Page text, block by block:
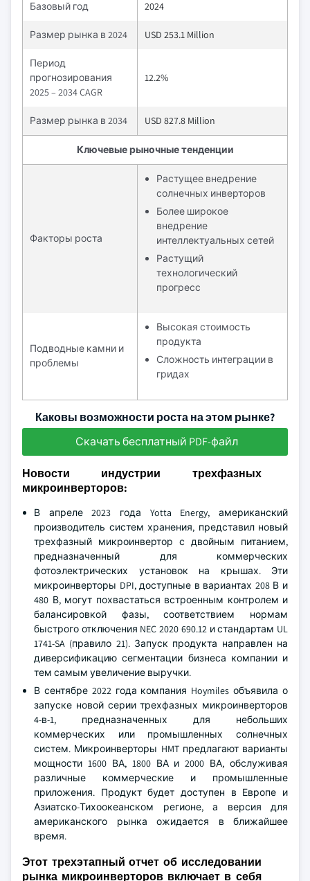
Базовый год 2024
Размер рынка в 2024 USD 253.1 Million
Период
прогнозирования
2025 – 2034 CAGR
12.2%
Размер рынка в 2034 USD 827.8 Million
Ключевые рыночные тенденции
Факторы роста
Растущее внедрение
солнечных инверторов
Более широкое
внедрение
интеллектуальных сетей
Растущий
технологический
прогресс
Подводные камни и
проблемы
Высокая стоимость
продукта
Сложность интеграции в
гридах
Каковы возможности роста на этом рынке?
Скачать бесплатный PDF-файл
Новости индустрии трехфазных
микроинверторов:
В апреле 2023 года Yotta Energy, американский
производитель систем хранения, представил новый
трехфазный микроинвертор с двойным питанием,
предназначенный для коммерческих
фотоэлектрических установок на крышах. Эти
микроинверторы DPI, доступные в вариантах 208 В и
480 В, могут похвастаться встроенным контролем и
балансировкой фазы, соответствием нормам
быстрого отключения NEC 2020 690.12 и стандартам UL
1741-SA (правило 21). Запуск продукта направлен на
диверсификацию сегментации бизнеса компании и
тем самым увеличение выручки.
В сентябре 2022 года компания Hoymiles объявила о
запуске новой серии трехфазных микроинверторов
4-в-1, предназначенных для небольших
коммерческих или промышленных солнечных
систем. Микроинверторы HMT предлагают варианты
мощности 1600 ВА, 1800 ВА и 2000 ВА, обслуживая
различные коммерческие и промышленные
приложения. Продукт будет доступен в Европе и
Азиатско-Тихоокеанском регионе, а версия для
американского рынка ожидается в ближайшее
время.
Этот трехэтапный отчет об исследовании
рынка микроинверторов включает в себя